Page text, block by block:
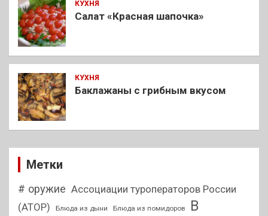
КУХНЯ
Салат «Красная шапочка»
КУХНЯ
Баклажаны с грибным вкусом
Метки
# оружие Ассоциации туроператоров России
(АТОР)
Блюда из дыни Блюда из помидоров
В